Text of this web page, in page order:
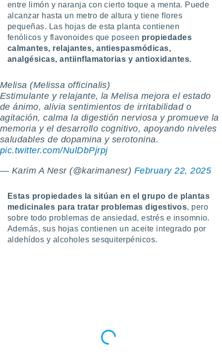
se
para
ni para
aunque
no
Puedes
acceder a
web a
abono
únicos
similares
entre limón y naranja con cierto toque a menta. Puede
alcanzar hasta un metro de altura y tiene flores
pequeñas. Las hojas de esta planta contienen
fenólicos y flavonoides que poseen propiedades
calmantes, relajantes, antiespasmódicas,
analgésicas, antiinflamatorias y antioxidantes.
Melisa (Melissa officinalis)
Estimulante y relajante, la Melisa mejora el estado
de ánimo, alivia sentimientos de irritabilidad o
agitación, calma la digestión nerviosa y promueve la
memoria y el desarrollo cognitivo, apoyando niveles
saludables de dopamina y serotonina.
pic.twitter.com/NulDbPjrpj
— Karim A Nesr (@karimanesr) February 22, 2025
Estas propiedades la sitúan en el grupo de plantas
medicinales para tratar problemas digestivos, pero
sobre todo problemas de ansiedad, estrés e insomnio.
Además, sus hojas contienen un aceite integrado por
aldehídos y alcoholes sesquiterpénicos.